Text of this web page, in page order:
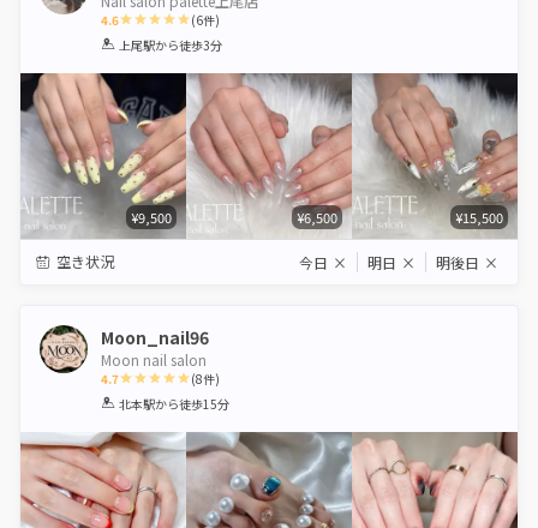
4.6
1 2 3 4 5
(6件)
上尾駅から徒歩3分
¥9,500 ¥6,500 ¥15,500
空き状況 今日 × 明日 × 明後日 ×
Moon_nail96
Moon nail salon
4.7
1 2 3 4 5
(8件)
北本駅から徒歩15分